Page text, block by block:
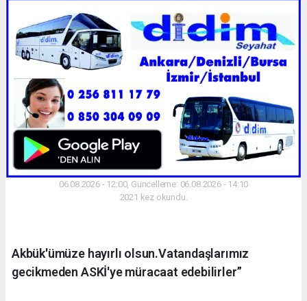
06.08.2026 - 12:00, Güncelleme: 06.08.2026 - 14:10
2021 kez okundu.
Akbük'ümüze hayırlı olsun.Vatandaşlarımız
gecikmeden ASKİ'ye müracaat edebilirler”